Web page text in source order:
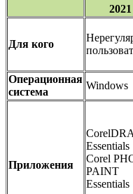
2021
Для кого
Операционная
система
Windows
Приложения
Essentials
Corel
PAINT
Essentials